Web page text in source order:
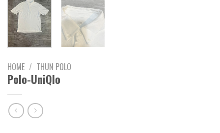
HOME / THUN POLO
Polo-UniQlo